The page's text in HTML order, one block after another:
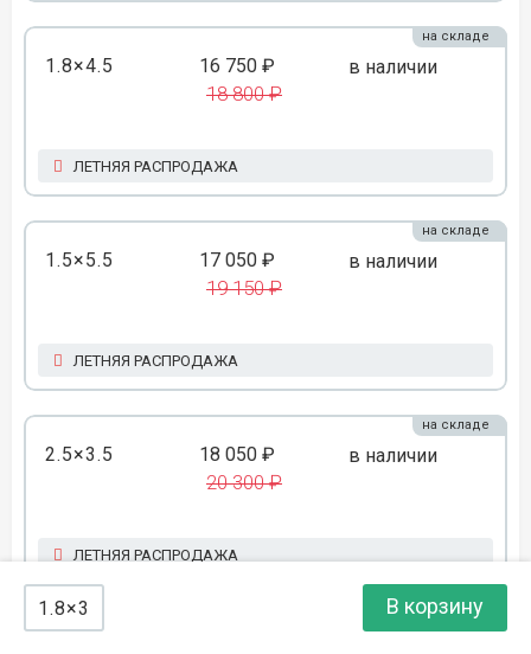
1.8×4.5 16 750 ₽
18 800 ₽
в наличии
на складе
ЛЕТНЯЯ РАСПРОДАЖА
1.5×5.5 17 050 ₽
19 150 ₽
в наличии
на складе
ЛЕТНЯЯ РАСПРОДАЖА
2.5×3.5 18 050 ₽
20 300 ₽
в наличии
на складе
ЛЕТНЯЯ РАСПРОДАЖА
на складе
1.8×3 В корзину